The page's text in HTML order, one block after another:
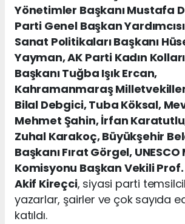
Yönetimler Başkanı Mustafa
Parti Genel Başkan
Sanat Politikaları Başkanı
Yayman, AK Parti Kadın
Başkanı Tuğba Işık Ercan,
Kahramanmaraş
Bilal Debgici, Tuba Köksal,
Mehmet Şahin, İrfan
Zuhal Karakoç, Büyükşehir
Başkanı Fırat Görgel, UNESCO
Komisyonu Başkan Vekili
Akif Kireçci, siyasi parti
yazarlar, şairler ve çok sayıda
katıldı.